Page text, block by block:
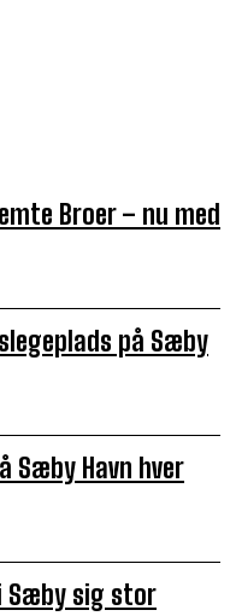
Broer – nu med
på Sæby
Sæby Havn hver
Sæby sig stor